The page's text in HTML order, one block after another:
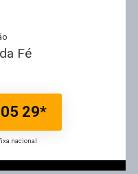
Fé
29*
nacional